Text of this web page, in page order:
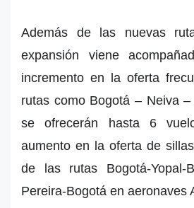
Además de las nuevas
expansión viene
incremento en la oferta
rutas como Bogotá – Neiva
se ofrecerán hasta 6
aumento en la oferta de
de las rutas Bogotá-Yopal-
Pereira-Bogotá en aeronaves